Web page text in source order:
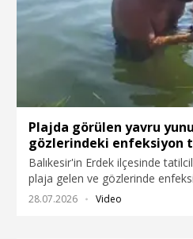
Plajda görülen yavru
gözlerindeki enfeksiyon
denize bırakıldı
Balıkesir'in Erdek ilçesinde
plaja gelen ve gözlerinde
tespit edilen yavru yunus,
28.07.2026 Video